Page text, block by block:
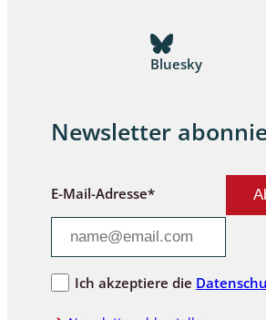
Bluesky
Newsletter
E-Mail-Adresse*
Ich akzeptiere die